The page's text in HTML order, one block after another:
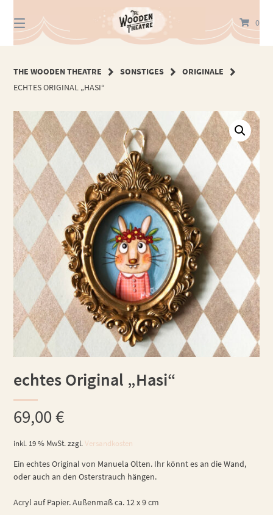
zum
Inhalt
0
THE WOODEN THEATRE SONSTIGES
ORIGINALE
ECHTES ORIGINAL „HASI“
echtes Original „Hasi“
69,00€
inkl. 19 % MwSt. zzgl.Versandkosten
Ein echtes Original von Manuela Olten. Ihr könnt es an die Wand,
oder auch an den Osterstrauch hängen.
Acryl auf Papier. Außenmaß ca. 12 x 9 cm